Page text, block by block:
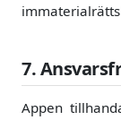
7.
Appen